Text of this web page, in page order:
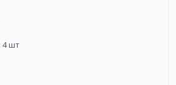
4шт